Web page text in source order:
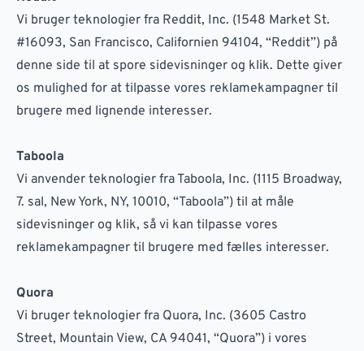
Vi bruger teknologier fra Reddit, Inc. (1548 Market St.
#16093, San Francisco, Californien 94104, “Reddit”) på
denne side til at spore sidevisninger og klik. Dette giver
os mulighed for at tilpasse vores reklamekampagner til
brugere med lignende interesser.
Taboola
Vi anvender teknologier fra Taboola, Inc. (1115 Broadway,
7. sal, New York, NY, 10010, “Taboola”) til at måle
sidevisninger og klik, så vi kan tilpasse vores
reklamekampagner til brugere med fælles interesser.
Quora
Vi bruger teknologier fra Quora, Inc. (3605 Castro
Street, Mountain View, CA 94041, “Quora”) i vores